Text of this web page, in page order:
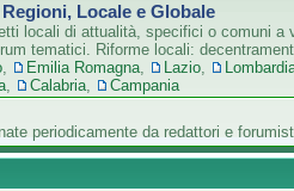
Locale e Globale
locali di attualità, specifici o comuni a
tematici. Riforme locali:
, Emilia Romagna, Lazio,
, Calabria, Campania
periodicamente da redattori e